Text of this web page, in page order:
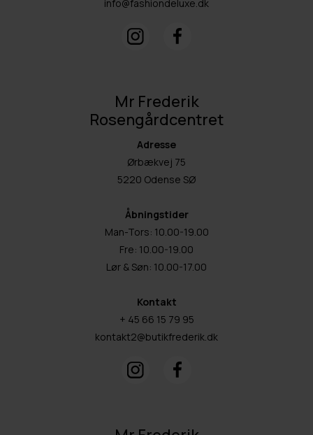
info@fashiondeluxe.dk
Mr Frederik
Rosengårdcentret
Adresse
Ørbækvej 75
5220 Odense SØ
Åbningstider
Man-Tors: 10.00-19.00
Fre: 10.00-19.00
Lør & Søn: 10.00-17.00
Kontakt
+ 45 66 15 79 95
kontakt2@butikfrederik.dk